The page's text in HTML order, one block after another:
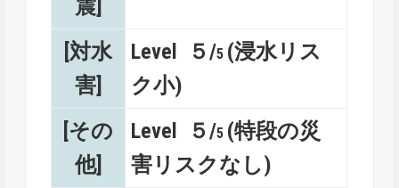
震]
[対水
害]
Level ５/5 (浸水リス
ク小)
[その
他]
Level ５/5 (特段の災
害リスクなし)